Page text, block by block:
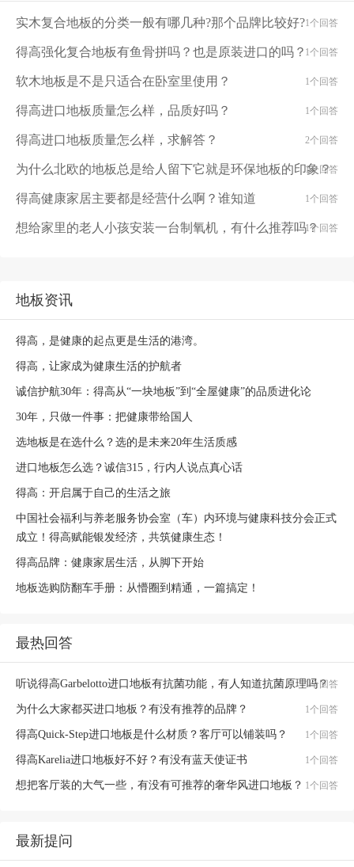
实木复合地板的分类一般有哪几种?那个品牌比较好?1个回答
得高强化复合地板有鱼骨拼吗？也是原装进口的吗？1个回答
软木地板是不是只适合在卧室里使用？ 1个回答
得高进口地板质量怎么样，品质好吗？ 1个回答
得高进口地板质量怎么样，求解答？ 2个回答
为什么北欧的地板总是给人留下它就是环保地板的印象？
1个回答
得高健康家居主要都是经营什么啊？谁知道 1个回答
想给家里的老人小孩安装一台制氧机，有什么推荐吗？1个回答
地板资讯
得高，是健康的起点更是生活的港湾。
得高，让家成为健康生活的护航者
诚信护航30年：得高从“一块地板”到“全屋健康”的品质进化论
30年，只做一件事：把健康带给国人
选地板是在选什么？选的是未来20年生活质感
进口地板怎么选？诚信315，行内人说点真心话
得高：开启属于自己的生活之旅
中国社会福利与养老服务协会室（车）内环境与健康科技分会正式
成立！得高赋能银发经济，共筑健康生态！
得高品牌：健康家居生活，从脚下开始
地板选购防翻车手册：从懵圈到精通，一篇搞定！
最热回答
听说得高Garbelotto进口地板有抗菌功能，有人知道抗菌原理吗？
1个回答
为什么大家都买进口地板？有没有推荐的品牌？ 1个回答
得高Quick-Step进口地板是什么材质？客厅可以铺装吗？ 1个回答
得高Karelia进口地板好不好？有没有蓝天使证书 1个回答
想把客厅装的大气一些，有没有可推荐的奢华风进口地板？ 1个回答
最新提问